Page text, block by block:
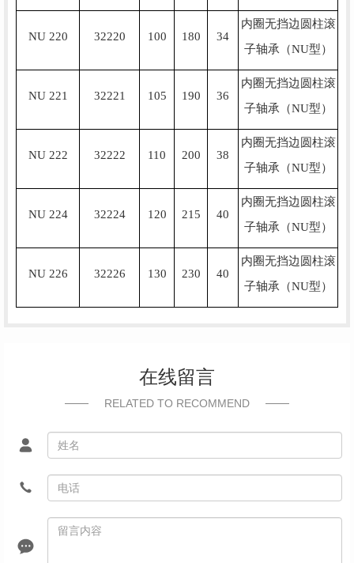
NU 220 32220 100 180 34
内圈无挡边圆柱滚
子轴承（NU型）
NU 221 32221 105 190 36
内圈无挡边圆柱滚
子轴承（NU型）
NU 222 32222 110 200 38
内圈无挡边圆柱滚
子轴承（NU型）
NU 224 32224 120 215 40
内圈无挡边圆柱滚
子轴承（NU型）
NU 226 32226 130 230 40
内圈无挡边圆柱滚
子轴承（NU型）
在线留言
RELATED TO RECOMMEND